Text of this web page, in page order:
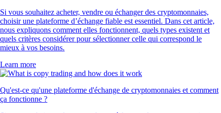
Si vous souhaitez acheter, vendre ou échanger des cryptomonnaies,
choisir une plateforme d’échange fiable est essentiel. Dans cet article,
nous expliquons comment elles fonctionnent, quels types existent et
quels critères considérer pour sélectionner celle qui correspond le
mieux à vos besoins.
Learn more
Qu'est-ce qu'une plateforme d'échange de cryptomonnaies et comment
ça fonctionne ?